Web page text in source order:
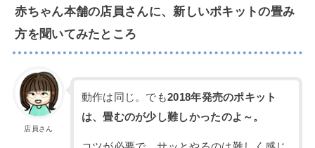
赤ちゃん本舗の店員さんに、新しいポキットの畳み
方を聞いてみたところ
店員さん
動作は同じ。でも2018年発売のポキット
は、畳むのが少し難しかったのよ～。